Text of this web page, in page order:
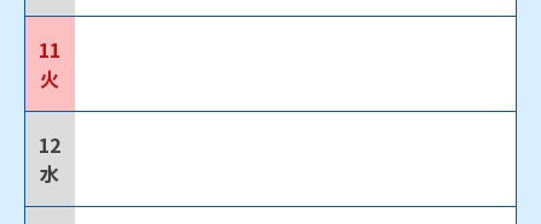
11
火
12
水